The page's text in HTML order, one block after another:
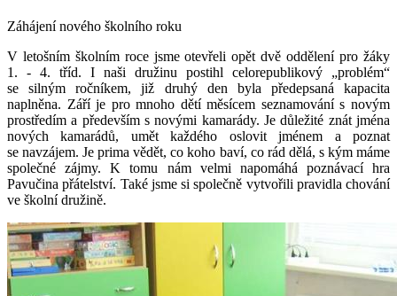
Záhájení nového školního roku
V letošním školním roce jsme otevřeli opět dvě oddělení pro žáky
1. - 4. tříd. I naši družinu postihl celorepublikový „problém“
se silným ročníkem, již druhý den byla předepsaná kapacita
naplněna. Září je pro mnoho dětí měsícem seznamování s novým
prostředím a především s novými kamarády. Je důležité znát jména
nových kamarádů, umět každého oslovit jménem a poznat
se navzájem. Je prima vědět, co koho baví, co rád dělá, s kým máme
společné zájmy. K tomu nám velmi napomáhá poznávací hra
Pavučina přátelství. Také jsme si společně vytvořili pravidla chování
ve školní družině.